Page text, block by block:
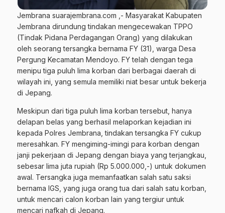
Jembrana suarajembrana.com ,- Masyarakat Kabupaten
Jembrana dirundung tindakan mengecewakan TPPO
(Tindak Pidana Perdagangan Orang) yang dilakukan
oleh seorang tersangka bernama FY (31), warga Desa
Pergung Kecamatan Mendoyo. FY telah dengan tega
menipu tiga puluh lima korban dari berbagai daerah di
wilayah ini, yang semula memiliki niat besar untuk bekerja
di Jepang.
Meskipun dari tiga puluh lima korban tersebut, hanya
delapan belas yang berhasil melaporkan kejadian ini
kepada Polres Jembrana, tindakan tersangka FY cukup
meresahkan. FY mengiming-imingi para korban dengan
janji pekerjaan di Jepang dengan biaya yang terjangkau,
sebesar lima juta rupiah (Rp 5.000.000,-) untuk dokumen
awal. Tersangka juga memanfaatkan salah satu saksi
bernama IGS, yang juga orang tua dari salah satu korban,
untuk mencari calon korban lain yang tergiur untuk
mencari nafkah di Jepang.